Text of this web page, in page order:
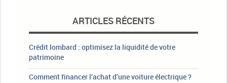
ARTICLES RÉCENTS
Crédit lombard : optimisez la liquidité de votre
patrimoine
Comment financer l’achat d’une voiture électrique ?